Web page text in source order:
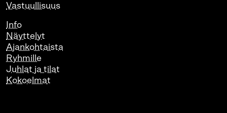
Vastuullisuus
Info
Näyttelyt
Ajankohtaista
Ryhmille
Juhlat ja tilat
Kokoelmat